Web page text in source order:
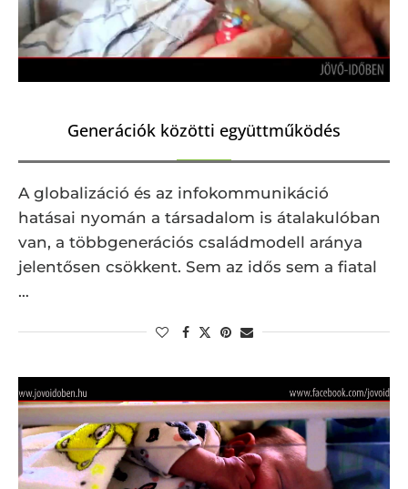
Generációk közötti együttműködés
A globalizáció és az infokommunikáció
hatásai nyomán a társadalom is átalakulóban
van, a többgenerációs családmodell aránya
jelentősen csökkent. Sem az idős sem a fiatal
…